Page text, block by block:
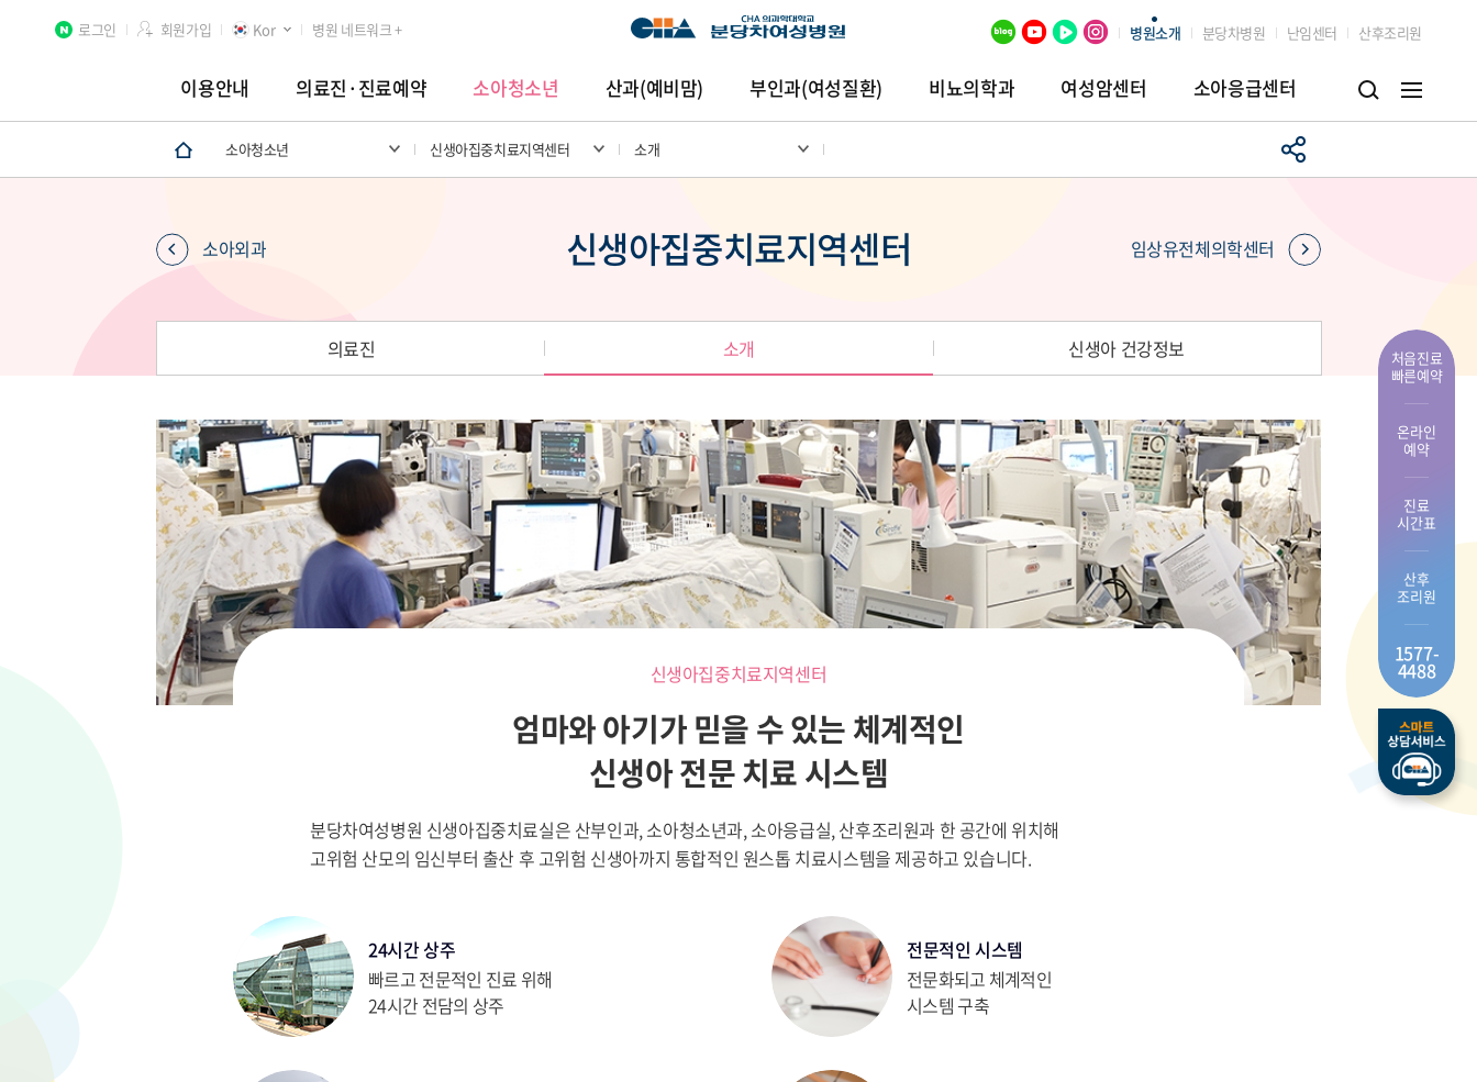
로그인 회원가입 Kor 병원 네트워크 + 병원소개 분당차병원 난임센터 산후조리원
이용안내 의료진·진료예약 소아청소년 산과(예비맘) 부인과(여성질환) 비뇨의학과 여성암센터 소아응급센터
처음진료
빠른예약
온라인
예약
진료
시간표
산후
조리원
1577-
4488
소아청소년 신생아집중치료지역센터 소개
소아외과 신생아집중치료지역센터 임상유전체의학센터
의료진 소개 신생아 건강정보
신생아집중치료지역센터
엄마와 아기가 믿을 수 있는 체계적인
신생아 전문 치료 시스템
분당차여성병원 신생아집중치료실은 산부인과, 소아청소년과, 소아응급실, 산후조리원과 한 공간에 위치해
고위험 산모의 임신부터 출산 후 고위험 신생아까지 통합적인 원스톱 치료시스템을 제공하고 있습니다.
24시간 상주
빠르고 전문적인 진료 위해
24시간 전담의 상주
전문적인 시스템
전문화되고 체계적인
시스템 구축